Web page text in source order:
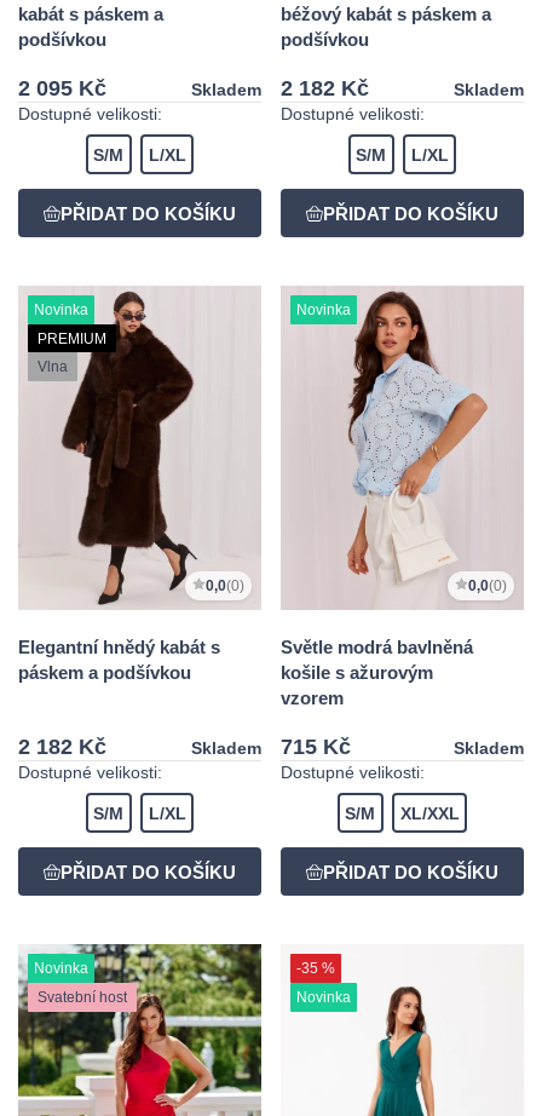
kabát s páskem a
podšívkou
2 095 Kč
Skladem
Dostupné velikosti:
S/M L/XL
béžový kabát s páskem a
podšívkou
2 182 Kč
Skladem
Dostupné velikosti:
S/M L/XL
Novinka
PREMIUM
Vlna
0,0(0)
Elegantní hnědý kabát s
páskem a podšívkou
2 182 Kč
Skladem
Dostupné velikosti:
S/M L/XL
Novinka
0,0(0)
Světle modrá bavlněná
košile s ažurovým
vzorem
715 Kč
Skladem
Dostupné velikosti:
S/M XL/XXL
Novinka
Svatební host
-35 %
Novinka